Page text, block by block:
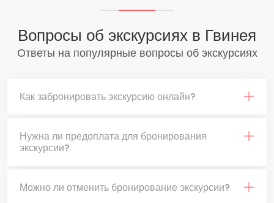
Вопросы об экскурсиях в Гвинея
Ответы на популярные вопросы об экскурсиях
Как забронировать экскурсию онлайн?
Нужна ли предоплата для бронирования
экскурсии?
Можно ли отменить бронирование экскурсии?